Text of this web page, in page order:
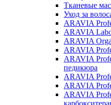
Тканевые
Уход за
ARAVIA
ARAVIA
ARAVIA
ARAVIA
ARAVIA
педикюра
ARAVIA
ARAVIA
ARAVIA